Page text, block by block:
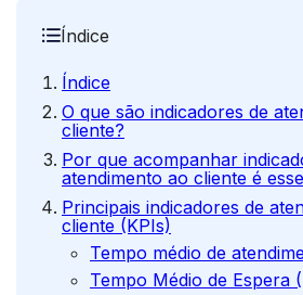
Índice
Índice
O que são indicadores de
cliente?
Por que acompanhar
atendimento ao cliente é
Principais indicadores de
cliente (KPIs)
Tempo médio de
Tempo Médio de Espera